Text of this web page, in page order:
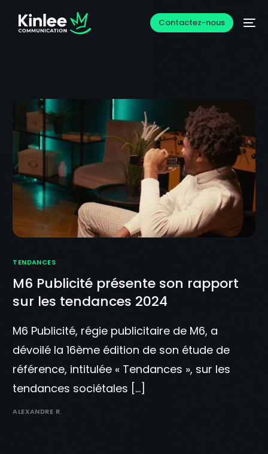
Contactez-nous
TENDANCES
M6 Publicité présente son rapport
sur les tendances 2024
M6 Publicité, régie publicitaire de M6, a
dévoilé la 16ème édition de son étude de
référence, intitulée « Tendances », sur les
tendances sociétales […]
ALEXANDRE R.